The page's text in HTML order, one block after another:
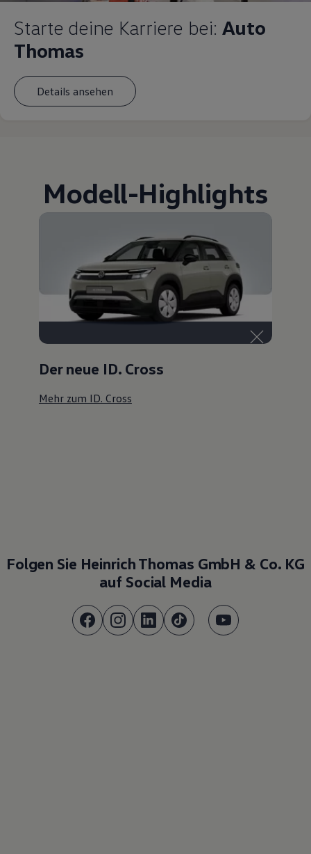
Starte deine Karriere bei: Auto
Thomas
Details ansehen
Modell-Highlights
Der neue ID. Cross
Mehr zum ID. Cross
Folgen Sie Heinrich Thomas GmbH & Co. KG
auf Social Media